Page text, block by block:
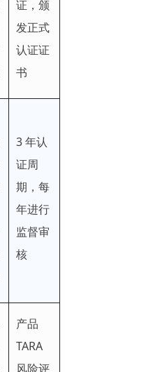
证，颁
发正式
认证证
书
3 年认
证周
期，每
年进行
监督审
核
产品
TARA
风险评